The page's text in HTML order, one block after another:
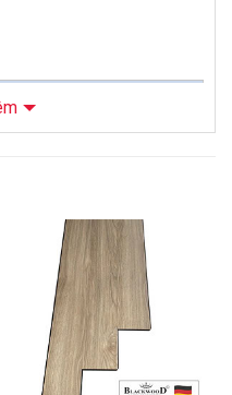
Black Cốt Đen 12mm
nghiệp cốt đen
IXPE